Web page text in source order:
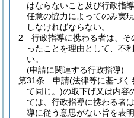
はならないこと及び行政指
任意の協力によってのみ実
しなければならない。
2
行政指導に携わる者は、
ったことを理由として、不
い。
(申請に関連する行政指導)
第31条
申請(法律等に基づく
て同じ。)の取下げ又は内容
ては、行政指導に携わる者
導に従う意思がない旨を表